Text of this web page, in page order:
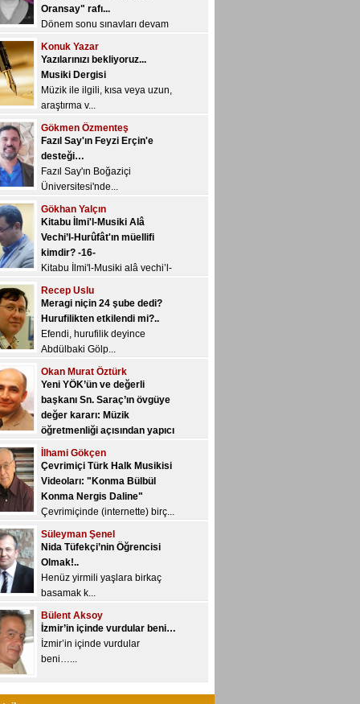
Müzik ile ilgili, kısa veya uzun,
araştırma v...
Gökmen Özmenteş
Fazıl Say'ın Feyzi Erçin'e
desteği…
Fazıl Say'ın Boğaziçi
Üniversitesi'nde...
Gökhan Yalçın
Kitabu İlmi'l-Musiki Alâ
Vechi’l-Hurûfât'ın müellifi
kimdir? -16-
Kitabu İlmi'l-Musiki alâ vechi’l-
Recep Uslu
Meragi niçin 24 şube dedi?
Hurufilikten etkilendi mi?..
Efendi, hurufilik deyince
Abdülbaki Gölp...
Okan Murat Öztürk
Yeni YÖK’ün ve değerli
başkanı Sn. Saraç’ın övgüye
değer kararı: Müzik
öğretmenliği açısından yapıcı
bir değerlendirme…
Yeni YÖK, üniversitelere yetki
devri kon...
İlhami Gökçen
Çevrimiçi Türk Halk Musikisi
Videoları: "Konma Bülbül
Konma Nergis Daline"
Çevrimiçinde (internette) birç...
Süleyman Şenel
Nida Tüfekçi’nin Öğrencisi
Olmak!..
Henüz yirmili yaşlara birkaç
basamak k...
Bülent Aksoy
İzmir’in içinde vurdular beni…
İzmir’in içinde vurdular
beni…...
Veyis Yeğin
Çalgıları geliştirmek nedir,
nasıl olur?..
“Geliştirme/gelişim” kavramı
Ayhan Sarı